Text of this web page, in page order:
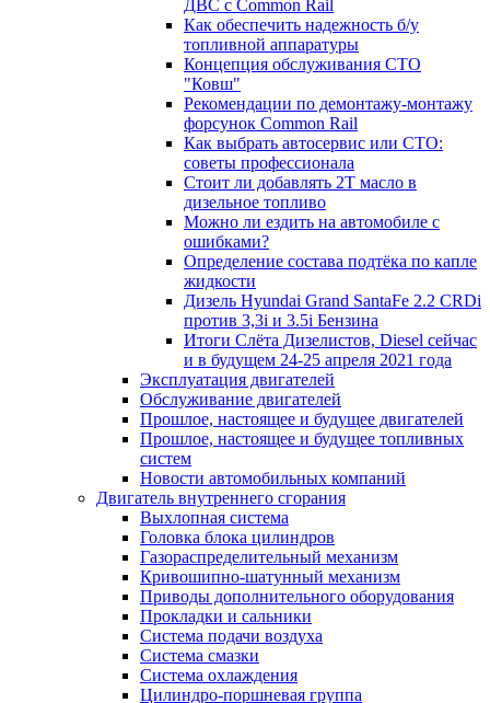
ДВС с Common Rail
Как обеспечить надежность б/у
топливной аппаратуры
Концепция обслуживания СТО
"Ковш"
Рекомендации по демонтажу-монтажу
форсунок Common Rail
Как выбрать автосервис или СТО:
советы профессионала
Стоит ли добавлять 2T масло в
дизельное топливо
Можно ли ездить на автомобиле с
ошибками?
Определение состава подтёка по капле
жидкости
Дизель Hyundai Grand SantaFe 2.2 CRDi
против 3,3i и 3.5i Бензина
Итоги Слёта Дизелистов, Diesel сейчас
и в будущем 24-25 апреля 2021 года
Эксплуатация двигателей
Обслуживание двигателей
Прошлое, настоящее и будущее двигателей
Прошлое, настоящее и будущее топливных
систем
Новости автомобильных компаний
Двигатель внутреннего сгорания
Выхлопная система
Головка блока цилиндров
Газораспределительный механизм
Кривошипно-шатунный механизм
Приводы дополнительного оборудования
Прокладки и сальники
Система подачи воздуха
Система смазки
Система охлаждения
Цилиндро-поршневая группа